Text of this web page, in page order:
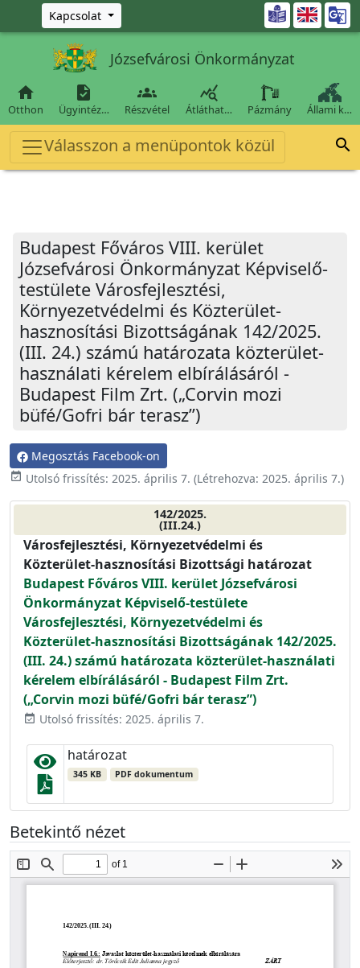
Ugrás a fő tartalomra
Kapcsolat 
Józsefvárosi Önkormányzat

Otthon

Ügyintéz…

Részvétel

Átláthat… Pázmány Állami k…
Válasszon a menüpontok közül 
Budapest Főváros VIII. kerület
Józsefvárosi Önkormányzat Képviselő-
testülete Városfejlesztési,
Környezetvédelmi és Közterület-
hasznosítási Bizottságának 142/2025.
(III. 24.) számú határozata közterület-
használati kérelem elbírálásáról -
Budapest Film Zrt. („Corvin mozi
büfé/Gofri bár terasz”)
Megosztás Facebook-on
event_available Utolsó frissítés: 2025. április 7. (Létrehozva: 2025. április 7.)
142/2025.
(III.24.)
Városfejlesztési, Környezetvédelmi és
Közterület-hasznosítási Bizottsági határozat
Budapest Főváros VIII. kerület Józsefvárosi
Önkormányzat Képviselő-testülete
Városfejlesztési, Környezetvédelmi és
Közterület-hasznosítási Bizottságának 142/2025.
(III. 24.) számú határozata közterület-használati
kérelem elbírálásáról - Budapest Film Zrt.
(„Corvin mozi büfé/Gofri bár terasz”)
event_available Utolsó frissítés: 2025. április 7.
határozat
345 KB PDF dokumentum
Betekintő nézet